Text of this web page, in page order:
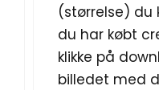
(størrelse) du
du har købt
klikke på
billedet med